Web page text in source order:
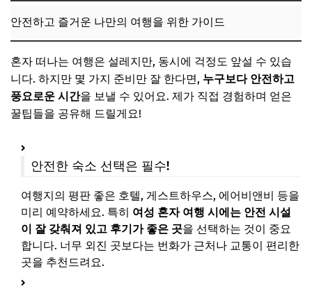
안전하고 즐거운 나만의 여행을 위한 가이드
혼자 떠나는 여행은 설레지만, 동시에 걱정도 앞설 수 있습
니다. 하지만 몇 가지 준비만 잘 한다면, 누구보다 안전하고
풍요로운 시간을 보낼 수 있어요. 제가 직접 경험하며 얻은
꿀팁들을 공유해 드릴게요!
안전한 숙소 선택은 필수!
여행지의 평판 좋은 호텔, 게스트하우스, 에어비앤비 등을
미리 예약하세요. 특히 여성 혼자 여행 시에는 안전 시설
이 잘 갖춰져 있고 후기가 좋은 곳을 선택하는 것이 중요
합니다. 너무 외진 곳보다는 번화가 근처나 교통이 편리한
곳을 추천드려요.